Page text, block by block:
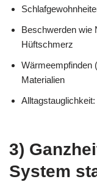
Beschwerden wie
Hüftschmerz
Wärmeempfinden
Materialien
3)
System